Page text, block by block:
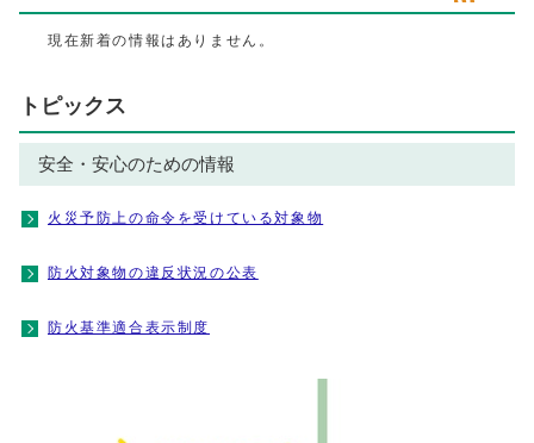
現在新着の情報はありません。
トピックス
安全・安心のための情報
火災予防上の命令を受けている対象物
防火対象物の違反状況の公表
防火基準適合表示制度